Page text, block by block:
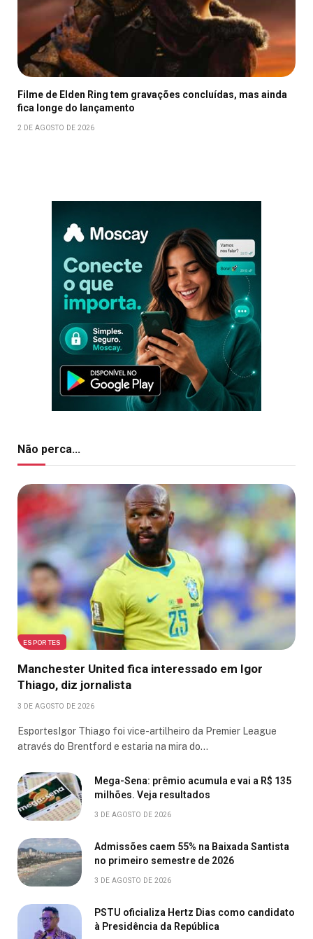
Filme de Elden Ring tem gravações concluídas, mas ainda
fica longe do lançamento
2 DE AGOSTO DE 2026
Não perca...
ESPORTES
Manchester United fica interessado em Igor
Thiago, diz jornalista
3 DE AGOSTO DE 2026
EsportesIgor Thiago foi vice-artilheiro da Premier League
através do Brentford e estaria na mira do…
Mega-Sena: prêmio acumula e vai a R$ 135
milhões. Veja resultados
3 DE AGOSTO DE 2026
Admissões caem 55% na Baixada Santista
no primeiro semestre de 2026
3 DE AGOSTO DE 2026
PSTU oficializa Hertz Dias como candidato
à Presidência da República